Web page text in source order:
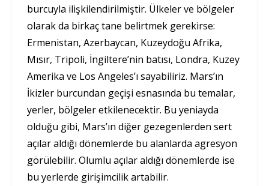
burcuyla ilişkilendirilmiştir. Ülkeler ve bölgeler
olarak da birkaç tane belirtmek gerekirse:
Ermenistan, Azerbaycan, Kuzeydoğu Afrika,
Mısır, Tripoli, İngiltere’nin batısı, Londra, Kuzey
Amerika ve Los Angeles’ı sayabiliriz. Mars’ın
İkizler burcundan geçişi esnasında bu temalar,
yerler, bölgeler etkilenecektir. Bu yeniayda
olduğu gibi, Mars’ın diğer gezegenlerden sert
açılar aldığı dönemlerde bu alanlarda agresyon
görülebilir. Olumlu açılar aldığı dönemlerde ise
bu yerlerde girişimcilik artabilir.